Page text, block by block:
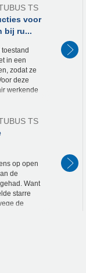
TS
voor
bij ru...
in een
zodat ze
deze
werkende
TS
op open
de
Want
starre
de